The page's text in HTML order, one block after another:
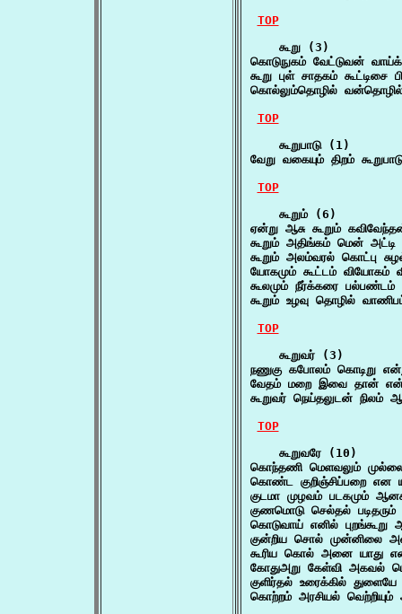
TOP
    கூறு (3)
கொடுநுகம் வேட்டுவன்
கூறு புள் சாதகம்
கொல்லும்தொழில்
TOP
    கூறுபாடு (1)
வேறு வகையும் திறம்
TOP
    கூறும் (6)
ஏன்று ஆசு கூறும்
கூறும் அதிங்கம் மென்
கூறும் அலம்வரல் கொட்பு
யோகமும் கூட்டம் வியோகம்
கூலமும் நீர்க்கரை
கூறும் உழவு தொழில்
TOP
    கூறுவர் (3)
நணுகு கபோலம் கொடிறு
வேதம் மறை இவை தான்
கூறுவர் நெய்தலுடன் நிலம்
TOP
    கூறுவரே (10)
கொந்தணி மெளவலும்
கொண்ட குறிஞ்சிப்பறை என
குடமா முழவம் படகமும்
குணமொடு செல்தல்
கொடுவாய் எனில்
குன்றிய சொல் முன்னிலை
கூரிய கொல் அனை யாது
கோதுஅறு கேள்வி அகவல்
குளிர்தல் உரைக்கில்
கொற்றம் அரசியல்